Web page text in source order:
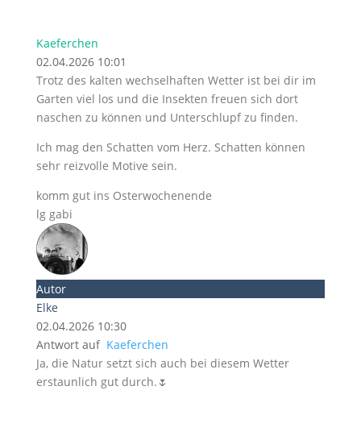
Kaeferchen
02.04.2026 10:01
Trotz des kalten wechselhaften Wetter ist bei dir im
Garten viel los und die Insekten freuen sich dort
naschen zu können und Unterschlupf zu finden.
Ich mag den Schatten vom Herz. Schatten können
sehr reizvolle Motive sein.
komm gut ins Osterwochenende
lg gabi
Autor
Elke
02.04.2026 10:30
Antwort auf Kaeferchen
Ja, die Natur setzt sich auch bei diesem Wetter
erstaunlich gut durch.🌷